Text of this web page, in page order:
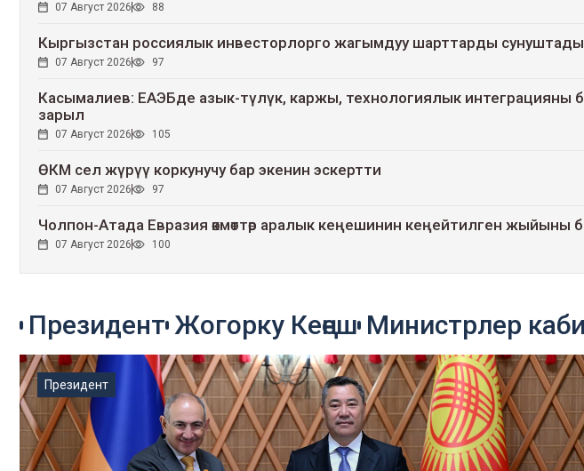
07 Август 2026 88
Кыргызстан россиялык инвесторлорго жагымдуу шарттарды сунуштады
07 Август 2026 97
Касымалиев: ЕАЭБде азык-түлүк, каржы, технологиялык интеграцияны
зарыл
07 Август 2026 105
ӨКМ сел жүрүү коркунучу бар экенин эскертти
07 Август 2026 97
Чолпон-Атада Евразия өкмөттөр аралык кеңешинин кеңейтилген жыйыны
07 Август 2026 100
"Ала-Арчадан" Самаркандга чейин: Мэрия саякаттоонун мыкты
сунуштайт
07 Август 2026 108
Президент Жогорку Кеңеш Министрлер
Президент